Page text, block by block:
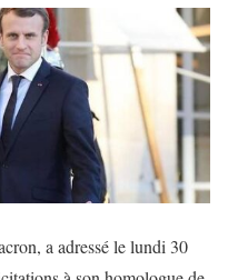
a adressé le lundi 30